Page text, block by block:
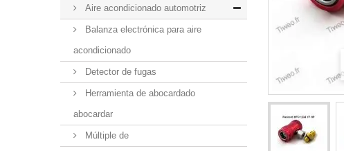
Aire acondicionado automotriz
Balanza electrónica para aire
acondicionado
Detector de fugas
Herramienta de abocardado
abocardar
Múltiple de